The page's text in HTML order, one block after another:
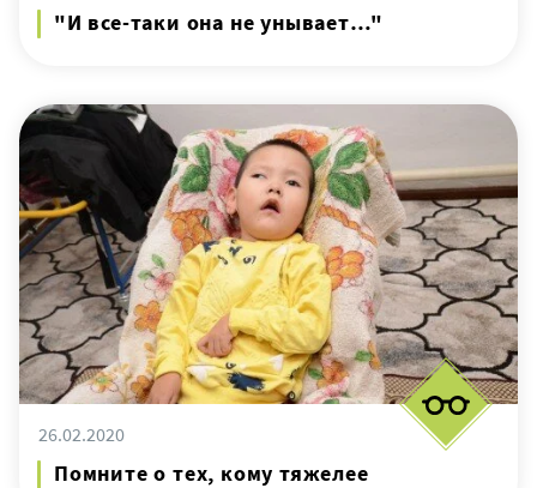
"И все-таки она не унывает…"
26.02.2020
Помните о тех, кому тяжелее